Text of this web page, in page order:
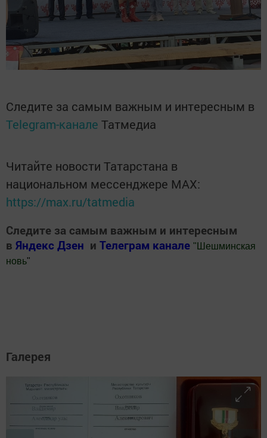
Следите за самым важным и интересным в
Telegram-канале Татмедиа
Читайте новости Татарстана в
национальном мессенджере MАХ:
https://max.ru/tatmedia
Следите за самым важным и интересным
в Яндекс Дзен и Телеграм канале " Шешминская
новь"
Галерея